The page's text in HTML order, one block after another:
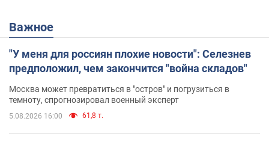
Важное
"У меня для россиян плохие новости": Селезнев
предположил, чем закончится "война складов"
Москва может превратиться в "остров" и погрузиться в
темноту, спрогнозировал военный эксперт
5.08.2026 16:00 61,8 т.